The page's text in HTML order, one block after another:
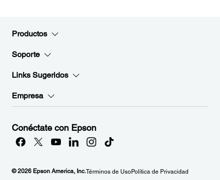
Productos
Soporte
Links Sugeridos
Empresa
Conéctate con Epson
© 2026 Epson America, Inc.Términos de UsoPolítica de Privacidad